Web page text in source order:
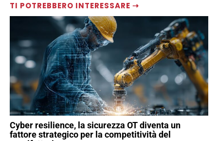
TI POTREBBERO INTERESSARE ⇢
Cyber resilience, la sicurezza OT diventa un
fattore strategico per la competitività del